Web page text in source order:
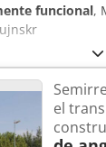
funcional,
el